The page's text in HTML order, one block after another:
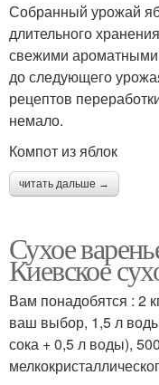
Собранный урожай
длительного
свежими
до следующего
рецептов
немало.
Компот из яблок
читать дальше →
Сухое
Киевское
Вам понадобятся : 2
ваш выбор, 1,5 л
сока + 0,5 л воды),